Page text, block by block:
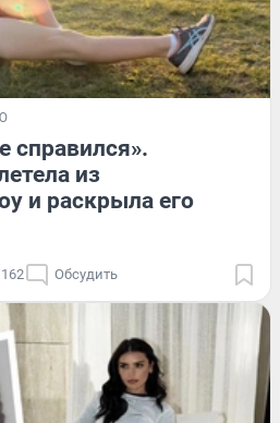
справился».
из
и раскрыла его
Обсудить